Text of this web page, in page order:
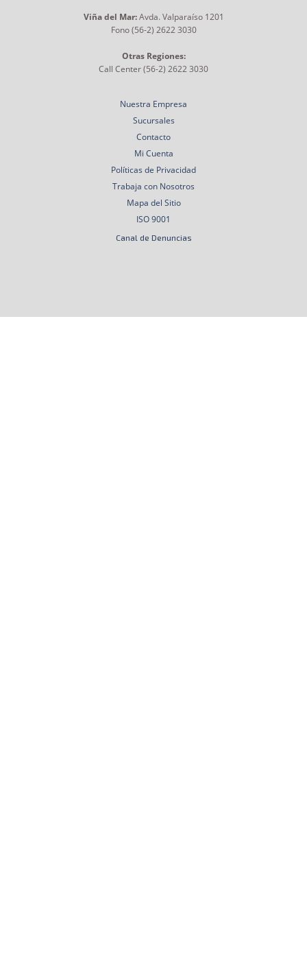
Viña del Mar:Avda. Valparaíso 1201
Fono (56-2) 2622 3030
Otras Regiones:
Call Center (56-2) 2622 3030
Nuestra Empresa
Sucursales
Contacto
Mi Cuenta
Políticas de Privacidad
Trabaja con Nosotros
Mapa del Sitio
ISO 9001
Canal de Denuncias